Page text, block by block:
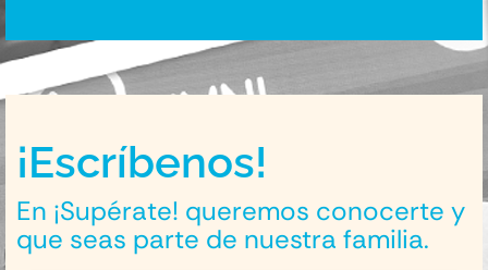
¡Escríbenos!
En ¡Supérate! queremos conocerte y
que seas parte de nuestra familia.